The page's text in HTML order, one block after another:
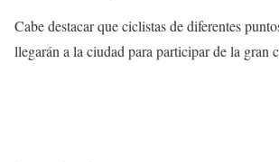
Cabe destacar que ciclistas de diferentes
llegarán a la ciudad para participar de la gran